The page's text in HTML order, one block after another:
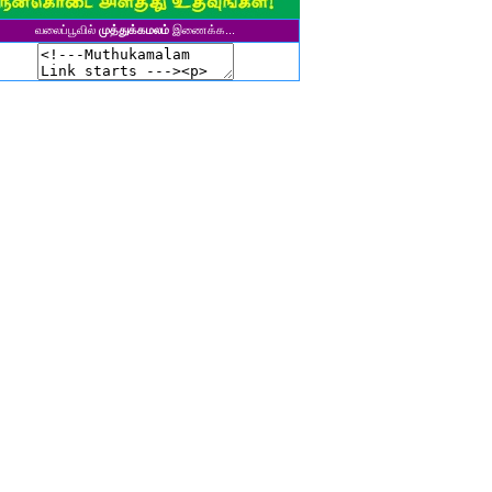
தி. கல்பனாதேவி
தனசேகரன்
ஹரிஹரன்
வலைப்பூவில் முத்துக்கமலம் இணைக்க...